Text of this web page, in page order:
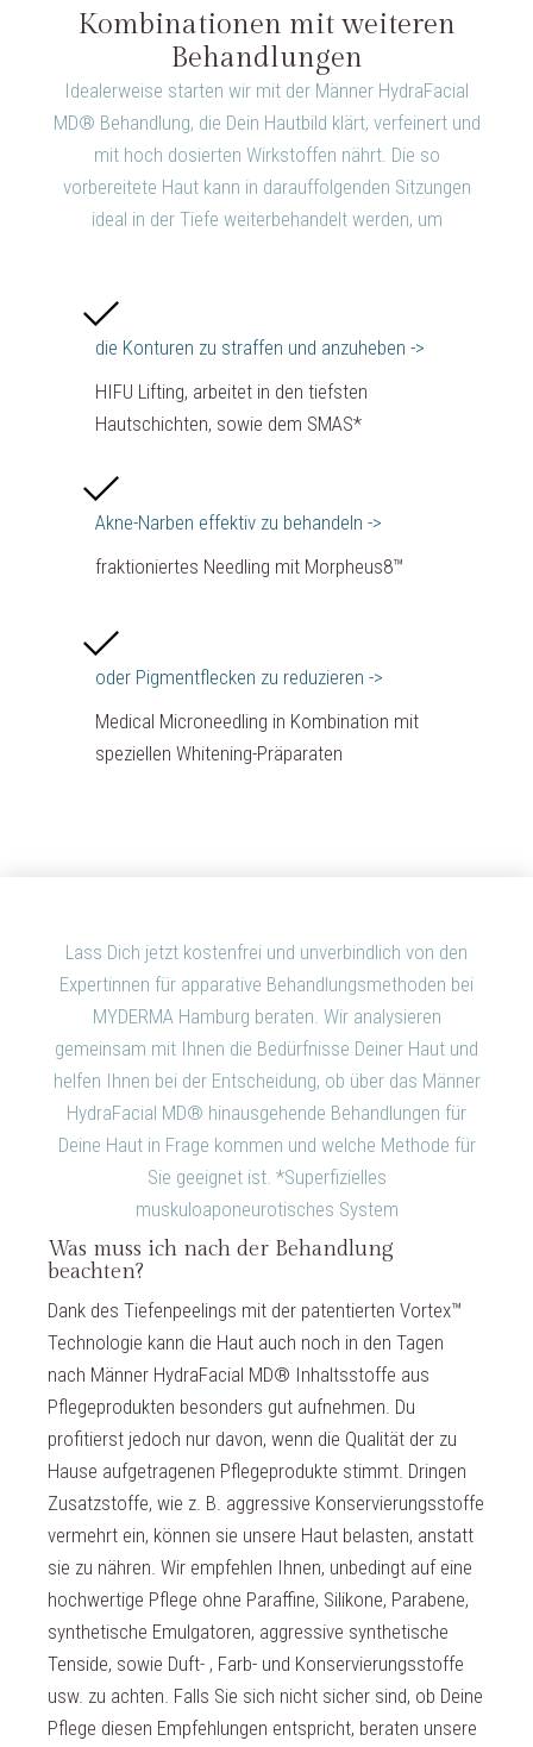
Kombinationen mit weiteren
Behandlungen
Idealerweise starten wir mit der Männer HydraFacial
MD® Behandlung, die Dein Hautbild klärt, verfeinert und
mit hoch dosierten Wirkstoffen nährt. Die so
vorbereitete Haut kann in darauffolgenden Sitzungen
ideal in der Tiefe weiterbehandelt werden, um
die Konturen zu straffen und anzuheben ->
HIFU Lifting, arbeitet in den tiefsten
Hautschichten, sowie dem SMAS*
Akne-Narben effektiv zu behandeln ->
fraktioniertes Needling mit Morpheus8™
oder Pigmentflecken zu reduzieren ->
Medical Microneedling in Kombination mit
speziellen Whitening-Präparaten
Lass Dich jetzt kostenfrei und unverbindlich von den
Expertinnen für apparative Behandlungsmethoden bei
MYDERMA Hamburg beraten. Wir analysieren
gemeinsam mit Ihnen die Bedürfnisse Deiner Haut und
helfen Ihnen bei der Entscheidung, ob über das Männer
HydraFacial MD® hinausgehende Behandlungen für
Deine Haut in Frage kommen und welche Methode für
Sie geeignet ist. *Superfizielles
muskuloaponeurotisches System
Was muss ich nach der Behandlung
beachten?
Dank des Tiefenpeelings mit der patentierten Vortex™
Technologie kann die Haut auch noch in den Tagen
nach Männer HydraFacial MD® Inhaltsstoffe aus
Pflegeprodukten besonders gut aufnehmen. Du
profitierst jedoch nur davon, wenn die Qualität der zu
Hause aufgetragenen Pflegeprodukte stimmt. Dringen
Zusatzstoffe, wie z. B. aggressive Konservierungsstoffe
vermehrt ein, können sie unsere Haut belasten, anstatt
sie zu nähren. Wir empfehlen Ihnen, unbedingt auf eine
hochwertige Pflege ohne Paraffine, Silikone, Parabene,
synthetische Emulgatoren, aggressive synthetische
Tenside, sowie Duft- , Farb- und Konservierungsstoffe
usw. zu achten. Falls Sie sich nicht sicher sind, ob Deine
Pflege diesen Empfehlungen entspricht, beraten unsere